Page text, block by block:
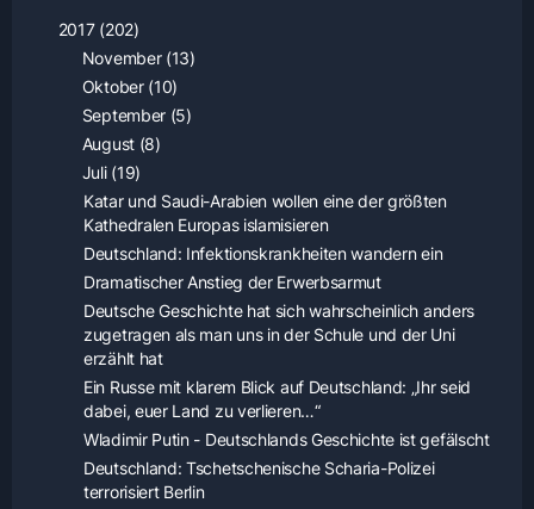
2017 (202)
November (13)
Oktober (10)
September (5)
August (8)
Juli (19)
Katar und Saudi-Arabien wollen eine der größten
Kathedralen Europas islamisieren
Deutschland: Infektionskrankheiten wandern ein
Dramatischer Anstieg der Erwerbsarmut
Deutsche Geschichte hat sich wahrscheinlich anders
zugetragen als man uns in der Schule und der Uni
erzählt hat
Ein Russe mit klarem Blick auf Deutschland: „Ihr seid
dabei, euer Land zu verlieren…“
Wladimir Putin - Deutschlands Geschichte ist gefälscht
Deutschland: Tschetschenische Scharia-Polizei
terrorisiert Berlin